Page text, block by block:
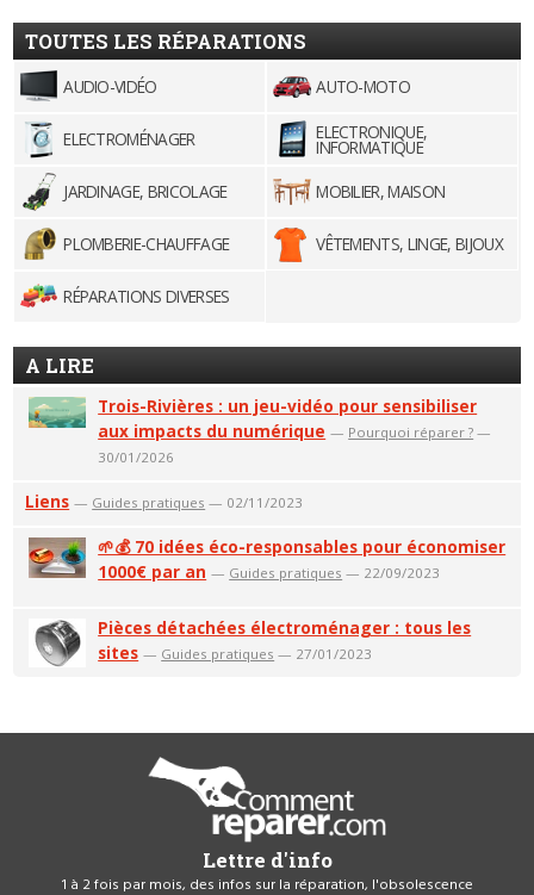
TOUTES LES RÉPARATIONS
AUDIO-VIDÉO AUTO-MOTO
ELECTROMÉNAGER ELECTRONIQUE,
INFORMATIQUE
JARDINAGE, BRICOLAGE
MOBILIER, MAISON
PLOMBERIE-CHAUFFAGE VÊTEMENTS, LINGE, BIJOUX
RÉPARATIONS DIVERSES
A LIRE
Trois-Rivières : un jeu-vidéo pour sensibiliser
aux impacts du numérique — Pourquoi réparer ? —
30/01/2026
Liens — Guides pratiques — 02/11/2023
🌱💰 70 idées éco-responsables pour économiser
1000€ par an — Guides pratiques — 22/09/2023
Pièces détachées électroménager : tous les
sites — Guides pratiques — 27/01/2023
Lettre d'info
1 à 2 fois par mois, des infos sur la réparation, l'obsolescence